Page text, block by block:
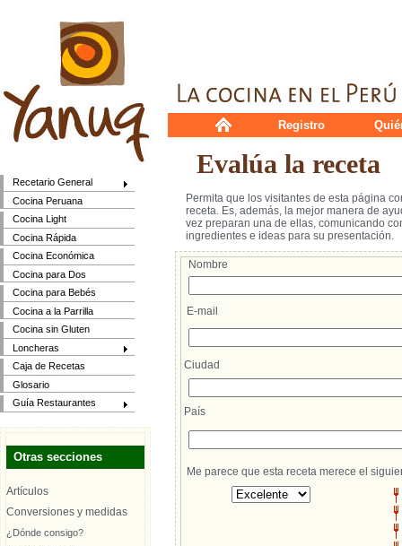
Recetario General
Cocina Peruana
Cocina Light
Cocina Rápida
Cocina Económica
Cocina para Dos
Cocina para Bebés
Cocina a la Parrilla
Cocina sin Gluten
Loncheras
Caja de Recetas
Glosario
Guía Restaurantes
Otras secciones
Artículos
Conversiones y medidas
¿Dónde consigo?
Registro
Evalúa la receta
Permita que los visitantes de esta página
receta. Es, además, la mejor manera de
vez preparan una de ellas, comunicando
ingredientes e ideas para su presentación.
Nombre
E-mail
Ciudad
País
Me parece que esta receta merece el